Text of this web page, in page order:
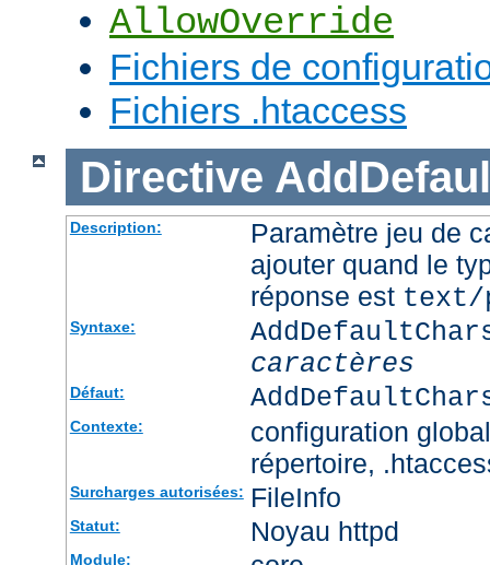
AllowOverride
Fichiers de
Fichiers .htaccess
Directive
Description:
Paramètre jeu de
ajouter quand le
réponse est text/
Syntaxe:
caractères
Défaut:
Contexte:
configuration
répertoire,
Surcharges autorisées: FileInfo
Statut: Noyau httpd
Module: